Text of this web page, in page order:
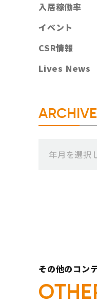
入居稼働率
イベント
CSR情報
Lives News
ARCHIVE
年月を選択
その他のコン
OTHE